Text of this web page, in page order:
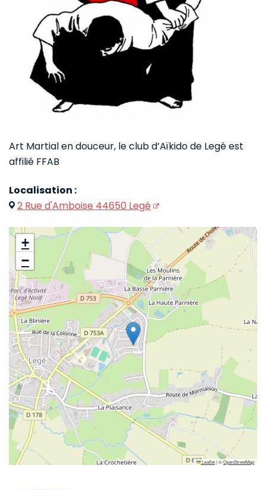
Art Martial en douceur, le club d’Aïkido de Legé est
affilié FFAB
Localisation :
2 Rue d'Amboise 44650 Legé
+
−
Leaflet|©OpenStreetMap